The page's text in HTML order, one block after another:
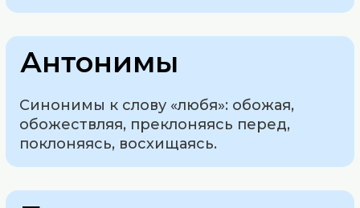
Антонимы
Синонимы к слову «любя»: обожая,
обожествляя, преклоняясь перед,
поклоняясь, восхищаясь.